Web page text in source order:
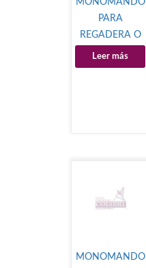
MONOMANDO
PARA
REGADERA O
TINA HASEN
Leer más
MONOMANDO